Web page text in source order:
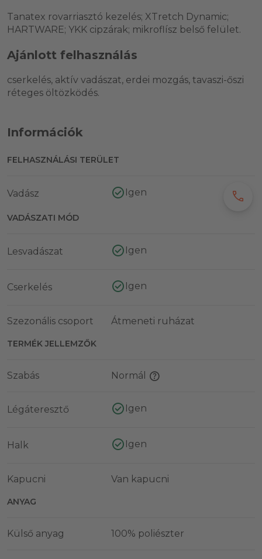
Tanatex rovarriasztó kezelés; XTretch Dynamic;
HARTWARE; YKK cipzárak; mikroflísz belső felület.
Ajánlott felhasználás
cserkelés, aktív vadászat, erdei mozgás, tavaszi-őszi
réteges öltözködés.
Információk
FELHASZNÁLÁSI TERÜLET
Vadász Igen
VADÁSZATI MÓD
Lesvadászat Igen
Cserkelés Igen
Szezonális csoport Átmeneti ruházat
TERMÉK JELLEMZŐK
Szabás Normál
Légáteresztő Igen
Halk Igen
Kapucni Van kapucni
ANYAG
Külső anyag 100% poliészter
call